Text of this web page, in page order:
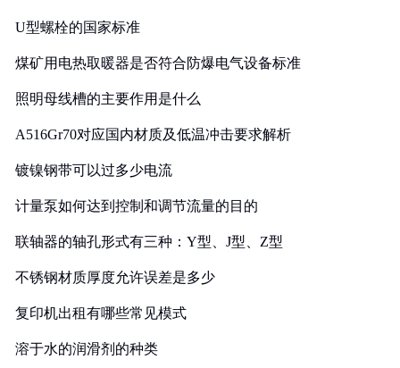
U型螺栓的国家标准
煤矿用电热取暖器是否符合防爆电气设备标准
照明母线槽的主要作用是什么
A516Gr70对应国内材质及低温冲击要求解析
镀镍钢带可以过多少电流
计量泵如何达到控制和调节流量的目的
联轴器的轴孔形式有三种：Y型、J型、Z型
不锈钢材质厚度允许误差是多少
复印机出租有哪些常见模式
溶于水的润滑剂的种类